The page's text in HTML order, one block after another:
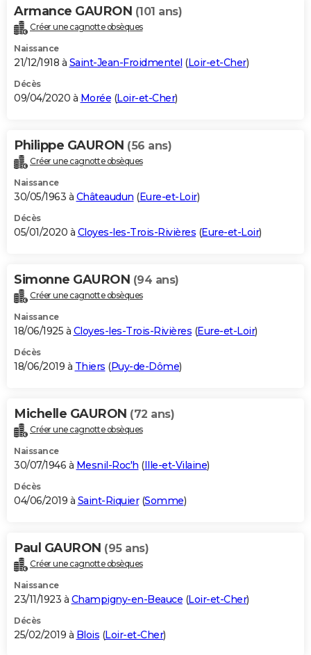
Armance GAURON (101 ans)
Créer une cagnotte obsèques
Naissance
21/12/1918 à Saint-Jean-Froidmentel (Loir-et-Cher)
Décès
09/04/2020 à Morée (Loir-et-Cher)
Philippe GAURON (56 ans)
Créer une cagnotte obsèques
Naissance
30/05/1963 à Châteaudun (Eure-et-Loir)
Décès
05/01/2020 à Cloyes-les-Trois-Rivières (Eure-et-Loir)
Simonne GAURON (94 ans)
Créer une cagnotte obsèques
Naissance
18/06/1925 à Cloyes-les-Trois-Rivières (Eure-et-Loir)
Décès
18/06/2019 à Thiers (Puy-de-Dôme)
Michelle GAURON (72 ans)
Créer une cagnotte obsèques
Naissance
30/07/1946 à Mesnil-Roc'h (Ille-et-Vilaine)
Décès
04/06/2019 à Saint-Riquier(Somme)
Paul GAURON (95 ans)
Créer une cagnotte obsèques
Naissance
23/11/1923 à Champigny-en-Beauce (Loir-et-Cher)
Décès
25/02/2019 à Blois (Loir-et-Cher)